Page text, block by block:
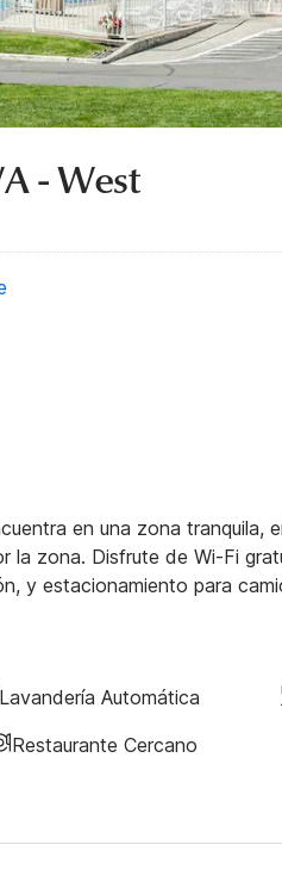
- West
en una zona
la zona. Disfrute de Wi-Fi
y estacionamiento para
Lavandería Automática
Restaurante Cercano